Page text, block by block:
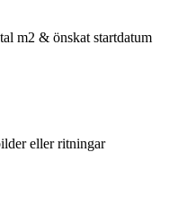
m2 & önskat startdatum
eller ritningar